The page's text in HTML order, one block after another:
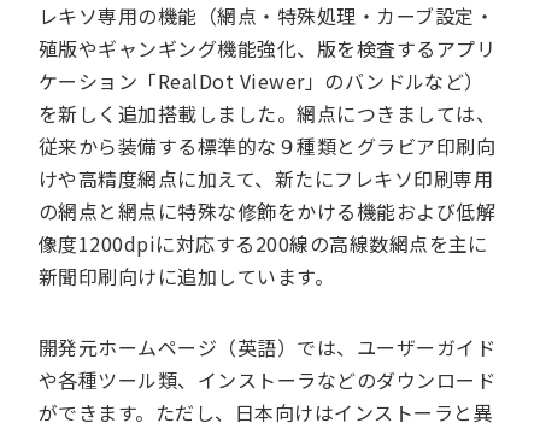
レキソ専用の機能（網点・特殊処理・カーブ設定・
殖版やギャンギング機能強化、版を検査するアプリ
ケーション「RealDot Viewer」のバンドルなど）
を新しく追加搭載しました。網点につきましては、
従来から装備する標準的な９種類とグラビア印刷向
けや高精度網点に加えて、新たにフレキソ印刷専用
の網点と網点に特殊な修飾をかける機能および低解
像度1200dpiに対応する200線の高線数網点を主に
新聞印刷向けに追加しています。
開発元ホームページ（英語）では、ユーザーガイド
や各種ツール類、インストーラなどのダウンロード
ができます。ただし、日本向けはインストーラと異